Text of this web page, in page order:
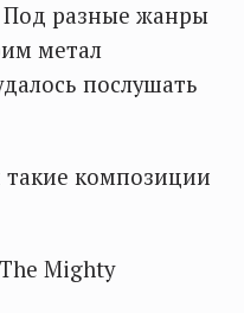
разные жанры
метал
послушать
такие композиции
Mighty